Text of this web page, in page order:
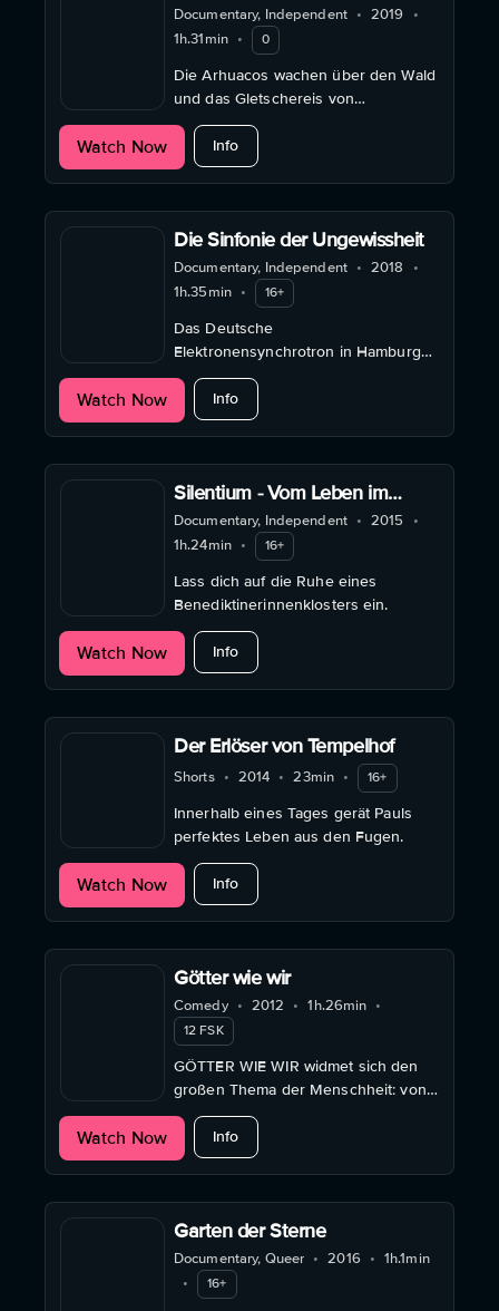
Documentary, Independent • 2019
•
1h.31min • 0
Die Arhuacos wachen über den Wald
und das Gletschereis von
Kolumbiens höchster Bergkette - die
Sierra Nevada de Santa Marta.
Watch Now Infoabout Thinking Like a Mountain
Die Sinfonie der Ungewissheit
Documentary, Independent • 2018
•
1h.35min • 16+
Das Deutsche
Elektronensynchrotron in Hamburg
(DESY) ist einer der größten
Teilchenbeschleuniger der Welt und
ist als internationale
Welt für sich. Hier ...
Watch Now Infoabout Die Sinfonie der Ungewissheit
Silentium - Vom Leben im
Kloster
Documentary, Independent • 2015
•
1h.24min • 16+
Lass dich auf die Ruhe eines
Benediktinerinnenklosters ein.
Watch Now Infoabout Silentium - Vom Leben im
Der Erlöser von Tempelhof
Shorts • 2014 • 23min • 16+
Innerhalb eines Tages gerät Pauls
perfektes Leben aus den Fugen.
Watch Now Infoabout Der Erlöser von Tempelhof
Götter wie wir
Comedy • 2012 • 1h.26min •
12 FSK
GÖTTER WIE WIR widmet sich den
großen Thema der Menschheit: von
Adam und Eva über das Casting der
Heiligen Drei Könige.
Watch Now Infoabout Götter wie wir
Garten der Sterne
Documentary, Queer • 2016 • 1h.1min
•
16+